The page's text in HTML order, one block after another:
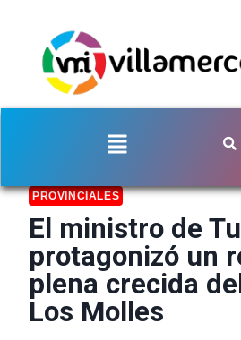
PROVINCIALES
El ministro de
protagonizó un
plena crecida
Los Molles